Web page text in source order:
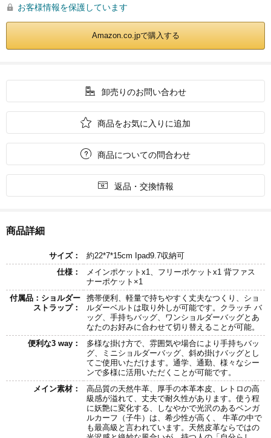
 お客様情報を保護しています
Amazon.co.jpで購入する
 卸売りのお問い合わせ
 商品をお気に入りに追加
 商品についての問合わせ
 返品・交換情報
商品詳細
サイズ：
約22*7*15cm Ipad9.7収納可
仕様：
メインポケットx1、フリーポケットx1 背ファス
ナーポケット×1
付属品：ショルダー
ストラップ：
携帯便利、軽量で持ちやすく丈夫なつくり、ショ
ルダーベルトは取り外しが可能です。クラッチ バ
ッグ、手持ちバッグ、ワンショルダーバッグとあ
なたのお好みに合わせて切り替えることが可能。
便利な3 way：
多様な掛け方で、雰囲気や場合により手持ちバッ
グ、ミニショルダーバッグ、斜め掛けバッグとし
てご使用いただけます。通学、通勤、様々なシー
ンで多様に活用いただくことが可能です。
メイン素材：
高品質の天然牛革、厚手の本革本皮、レトロの高
級感が溢れて、丈夫で耐久性があります。使う程
に妖艶に変化する、しなやかで光沢のあるベンガ
ルカーフ（子牛）は、希少性が高く、 牛革の中で
も最高級と言われています。天然皮革ならではの